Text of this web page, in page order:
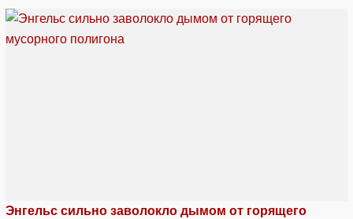
Энгельс сильно заволокло дымом от горящего